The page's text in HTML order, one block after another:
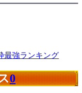
最強ランキング
0